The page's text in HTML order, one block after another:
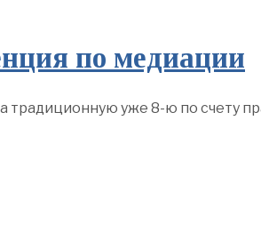
по медиации
традиционную уже 8-ю по счету